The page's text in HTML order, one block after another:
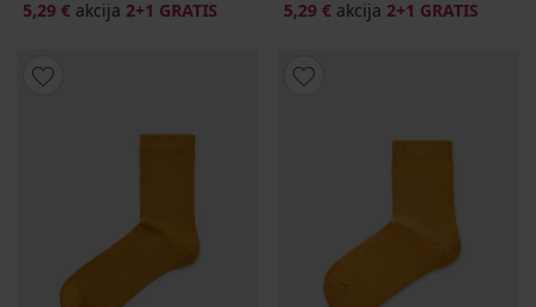
5,29 € akcija 2+1 GRATIS 5,29 € akcija 2+1 GRATIS